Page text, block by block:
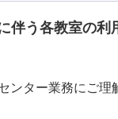
伴う各教室の利
ンター業務にご